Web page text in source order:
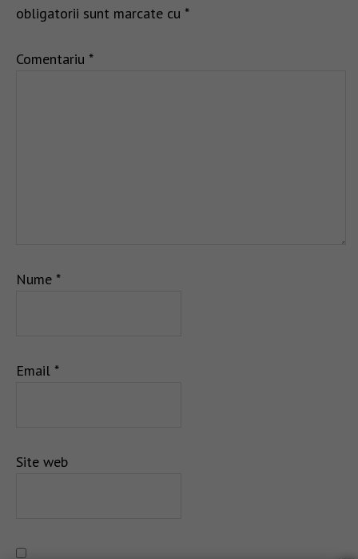
obligatorii sunt marcate cu *
Comentariu *
Nume *
Email *
Site web